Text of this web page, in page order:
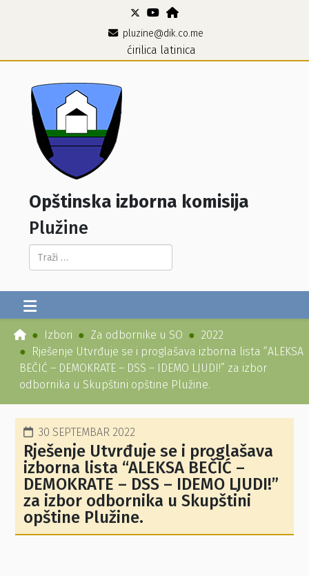
pluzine@dik.co.me
ćirilica latinica
Opštinska izborna komisija
Plužine
Pretraga...
Izbori Za odbornike u SO
2022
Rješenje Utvrđuje se i proglašava izborna lista “ALEKSA
BEČIĆ – DEMOKRATE – DSS – IDEMO LJUDI!” za izbor
odbornika u Skupštini opštine Plužine.
30 SEPTEMBAR 2022
Rješenje Utvrđuje se i proglašava
izborna lista “ALEKSA BEČIĆ –
DEMOKRATE – DSS – IDEMO LJUDI!”
za izbor odbornika u Skupštini
opštine Plužine.